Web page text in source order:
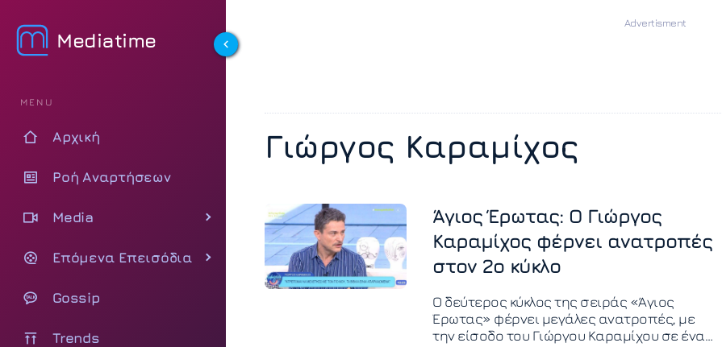
Mediatime
MENU
Αρχική
Ροή Αναρτήσεων
Media
Επόμενα Επεισόδια
Gossip
Trends
Γιώργος Καραμίχος
Άγιος Έρωτας: Ο Γιώργος
Καραμίχος φέρνει ανατροπές
στον 2ο κύκλο
Ο δεύτερος κύκλος της σειράς «Άγιος
Έρωτας» φέρνει μεγάλες ανατροπές, με
την είσοδο του Γιώργου Καραμίχου σε έναν